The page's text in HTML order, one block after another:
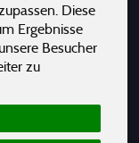
Diese
Ergebnisse
Besucher
zu